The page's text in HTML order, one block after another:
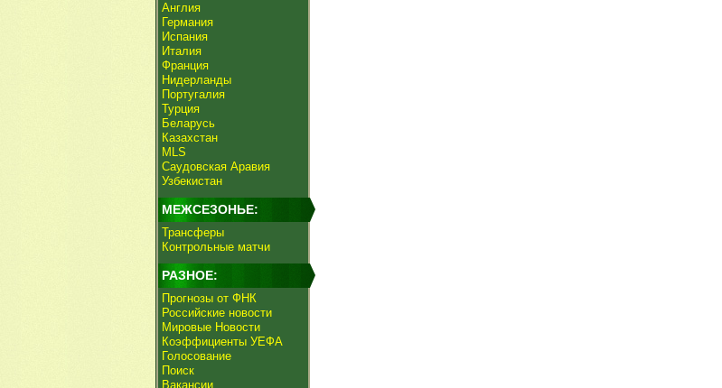
Англия
Германия
Испания
Италия
Франция
Нидерланды
Португалия
Турция
Беларусь
Казахстан
MLS
Саудовская Аравия
Узбекистан
МЕЖСЕЗОНЬЕ:
Трансферы
Контрольные матчи
РАЗНОЕ:
Прогнозы от ФНК
Российские новости
Мировые Новости
Коэффициенты УЕФА
Голосование
Поиск
Вакансии